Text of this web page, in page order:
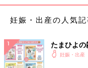
るよ
和
体調
妊娠・出産の人気
たまひよの
妊娠・出産